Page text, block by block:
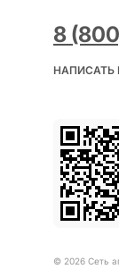
8
НАПИСАТЬ
© 2026 Сеть